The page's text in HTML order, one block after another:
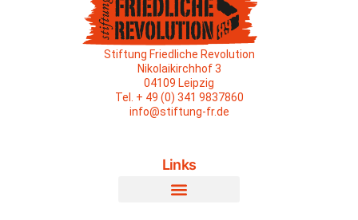
Stiftung Friedliche Revolution
Nikolaikirchhof 3
04109 Leipzig
Tel. + 49 (0) 341 9837860
info@stiftung-fr.de
Links